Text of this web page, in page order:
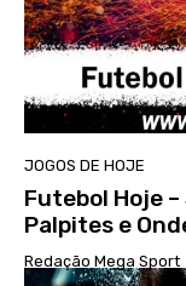
JOGOS DE HOJE
Futebol Hoje
Palpites e
Redação Mega Sport